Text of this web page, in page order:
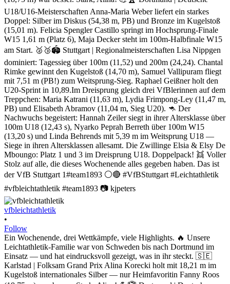
vfbleichtathletik
•
Follow
Ein Wochenende, drei Wettkämpfe, viele Highlights. 🔥 Unsere
Leichtathletik-Familie war von Schweden bis nach Dortmund im
Einsatz — und hat eindrucksvoll gezeigt, was in ihr steckt. 🇸🇪
Karlstad | Folksam Grand Prix Alina Korecki holt mit 18,21 m im
Kugelstoß internationales Silber — nur Heimfavoritin Fanny Roos